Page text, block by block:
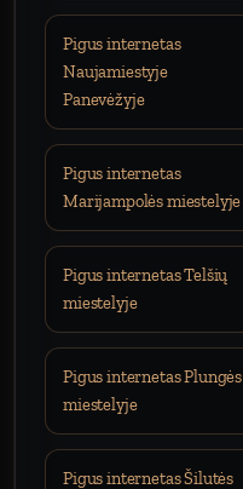
Pigus internetas
Naujamiestyje
Panevėžyje
Pigus internetas
Marijampolės miestelyje
Pigus internetas Telšių
miestelyje
Pigus internetas Plungės
miestelyje
Pigus internetas Šilutės